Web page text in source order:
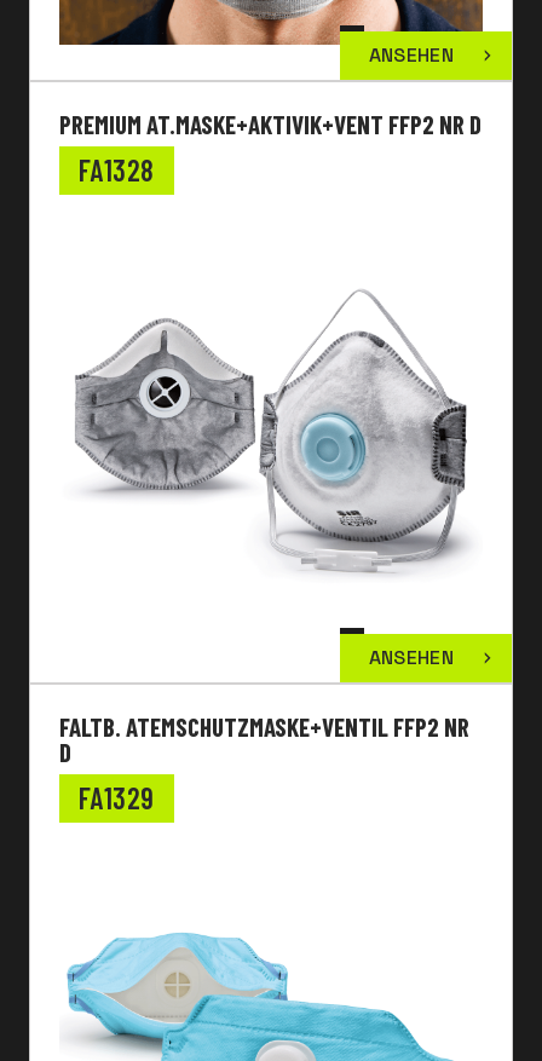
ANSEHEN
PREMIUM AT.MASKE+AKTIVIK+VENT FFP2 NR D
FA1328
ANSEHEN
FALTB. ATEMSCHUTZMASKE+VENTIL FFP2 NR
D
FA1329